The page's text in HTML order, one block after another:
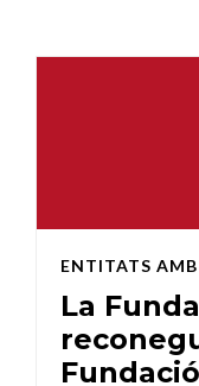
ENTITATS AMB
La